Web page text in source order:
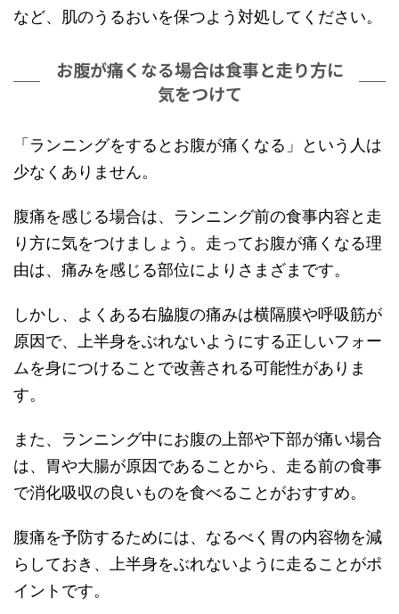
など、肌のうるおいを保つよう対処してください。
お腹が痛くなる場合は食事と走り方に
気をつけて
「ランニングをするとお腹が痛くなる」という人は
少なくありません。
腹痛を感じる場合は、ランニング前の食事内容と走
り方に気をつけましょう。走ってお腹が痛くなる理
由は、痛みを感じる部位によりさまざまです。
しかし、よくある右脇腹の痛みは横隔膜や呼吸筋が
原因で、上半身をぶれないようにする正しいフォー
ムを身につけることで改善される可能性がありま
す。
また、ランニング中にお腹の上部や下部が痛い場合
は、胃や大腸が原因であることから、走る前の食事
で消化吸収の良いものを食べることがおすすめ。
腹痛を予防するためには、なるべく胃の内容物を減
らしておき、上半身をぶれないように走ることがポ
イントです。